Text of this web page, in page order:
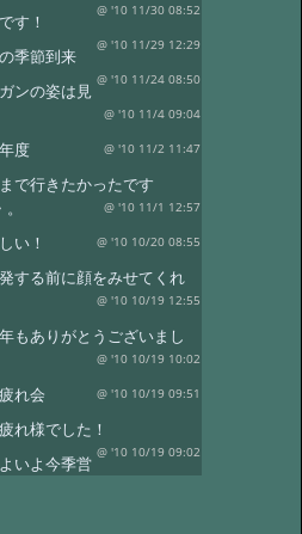
@ '10 11/30 08:52
す！
@ '10 11/29 12:29
季節到来
@ '10 11/24 08:50
ンの姿は見
@ '10 11/4 09:04
度 @ '10 11/2 11:47
で行きたかったです
@ '10 11/1 12:57
い！ @ '10 10/20 08:55
する前に顔をみせてくれ
@ '10 10/19 12:55
もありがとうございまし
@ '10 10/19 10:02
れ会 @ '10 10/19 09:51
れ様でした！
@ '10 10/19 09:02
いよ今季営